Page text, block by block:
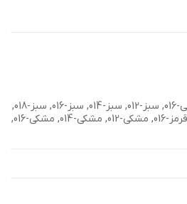
آبی-012, آبی-014, آبی-016, سبز-012, سبز-014, سبز-016, سبز-018,
قرمز-012, قرمز-014, قرمز-016, مشکی-012, مشکی-014, مشکی-016,